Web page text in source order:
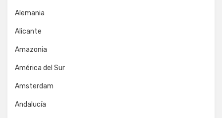
Alemania
Alicante
Amazonia
América del Sur
Amsterdam
Andalucía